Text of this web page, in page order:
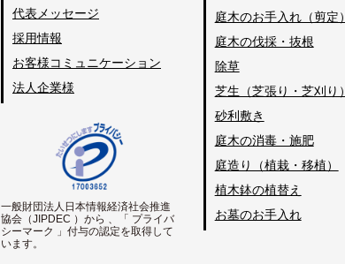
代表メッセージ
採用情報
お客様コミュニケーション
法人企業様
一般財団法人日本情報経済社会推進
協会（JIPDEC ）から 、「 プライバ
シーマーク 」付与の認定を取得して
います。
庭木のお手入れ（剪定）
庭木の伐採・抜根
除草
芝生（芝張り・芝刈り）
砂利敷き
庭木の消毒・施肥
庭造り（植栽・移植）
植木鉢の植替え
お墓のお手入れ